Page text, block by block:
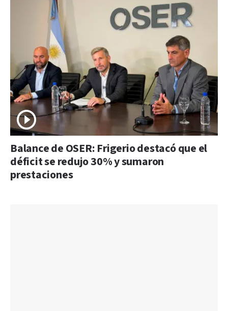
Balance de OSER: Frigerio destacó que el
déficit se redujo 30% y sumaron
prestaciones